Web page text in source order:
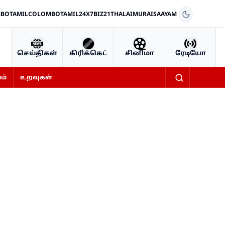
COLOMBOTAMIL24X7BIZ21THALAIMURAISAAYAM
செய்திகள் கிரிக்கெட் சினிமா ரேடியோ
உறவுகள்